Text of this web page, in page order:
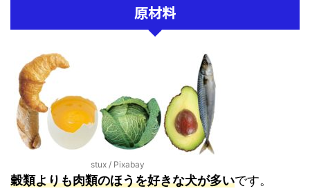
原材料
stux / Pixabay
穀類よりも肉類のほうを好きな犬が多いです。